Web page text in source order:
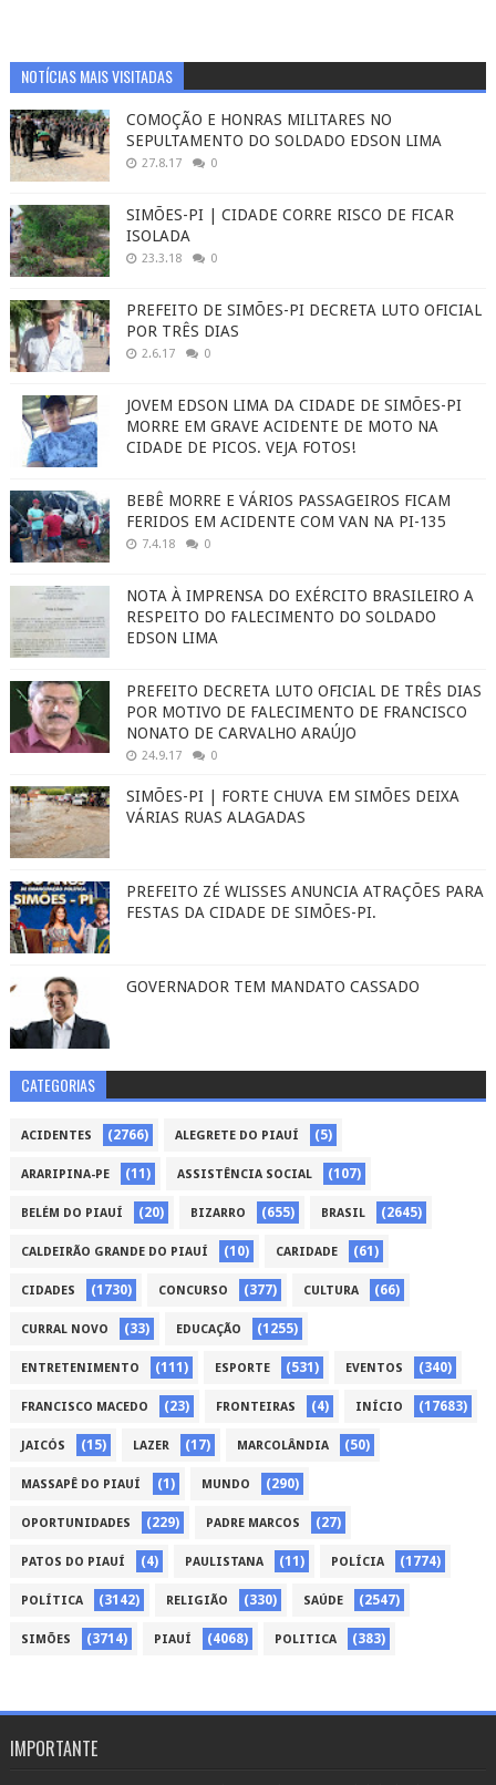
NOTÍCIAS MAIS VISITADAS
COMOÇÃO E HONRAS MILITARES NO
SEPULTAMENTO DO SOLDADO EDSON LIMA
27.8.17 0
SIMÕES-PI | CIDADE CORRE RISCO DE FICAR
ISOLADA
23.3.18 0
PREFEITO DE SIMÕES-PI DECRETA LUTO OFICIAL
POR TRÊS DIAS
2.6.17 0
JOVEM EDSON LIMA DA CIDADE DE SIMÕES-PI
MORRE EM GRAVE ACIDENTE DE MOTO NA
CIDADE DE PICOS. VEJA FOTOS!
BEBÊ MORRE E VÁRIOS PASSAGEIROS FICAM
FERIDOS EM ACIDENTE COM VAN NA PI-135
7.4.18 0
NOTA À IMPRENSA DO EXÉRCITO BRASILEIRO A
RESPEITO DO FALECIMENTO DO SOLDADO
EDSON LIMA
PREFEITO DECRETA LUTO OFICIAL DE TRÊS DIAS
POR MOTIVO DE FALECIMENTO DE FRANCISCO
NONATO DE CARVALHO ARAÚJO
24.9.17 0
SIMÕES-PI | FORTE CHUVA EM SIMÕES DEIXA
VÁRIAS RUAS ALAGADAS
PREFEITO ZÉ WLISSES ANUNCIA ATRAÇÕES PARA
FESTAS DA CIDADE DE SIMÕES-PI.
GOVERNADOR TEM MANDATO CASSADO
CATEGORIAS
ACIDENTES (2766) ALEGRETE DO PIAUÍ (5)
ARARIPINA-PE (11) ASSISTÊNCIA SOCIAL (107)
BELÉM DO PIAUÍ (20) BIZARRO (655) BRASIL (2645)
CALDEIRÃO GRANDE DO PIAUÍ (10) CARIDADE (61)
CIDADES (1730) CONCURSO (377) CULTURA (66)
CURRAL NOVO (33) EDUCAÇÃO (1255)
ENTRETENIMENTO (111) ESPORTE (531) EVENTOS (340)
FRANCISCO MACEDO (23) FRONTEIRAS (4) INÍCIO (17683)
JAICÓS (15) LAZER (17) MARCOLÂNDIA (50)
MASSAPÊ DO PIAUÍ (1) MUNDO (290)
OPORTUNIDADES (229) PADRE MARCOS (27)
PATOS DO PIAUÍ (4) PAULISTANA (11) POLÍCIA (1774)
POLÍTICA (3142) RELIGIÃO (330) SAÚDE (2547)
SIMÕES (3714) PIAUÍ (4068) POLITICA (383)
IMPORTANTE